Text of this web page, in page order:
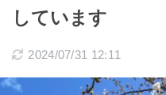
しています
2024/07/31 12:11